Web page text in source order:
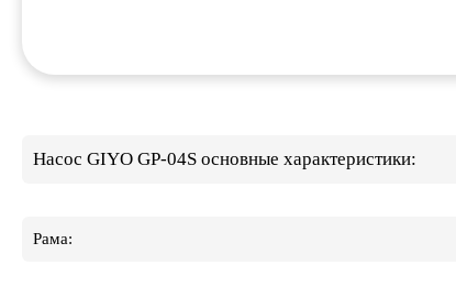
Насос GIYO GP-04S основные характеристики:
Рама: